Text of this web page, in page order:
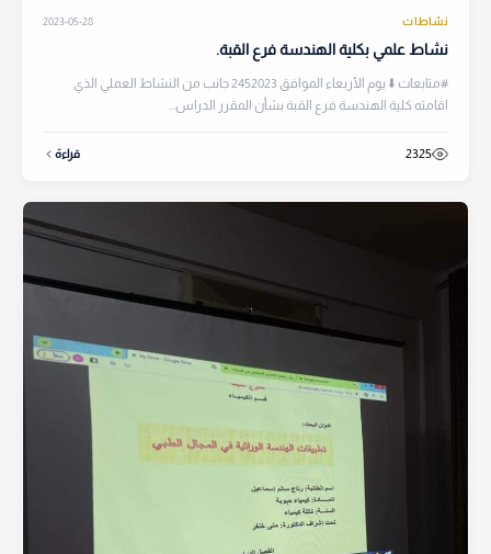
نشاطات 2023-05-28
نشاط علمي بكلية الهندسة فرع القبة.
#متابعات ⬇️ يوم الأربعاء الموافق 2452023 جانب من النشاط العملي الذي
اقامته كلية الهندسة فرع القبة بشأن المقرر الدراس...
2325 قراءة